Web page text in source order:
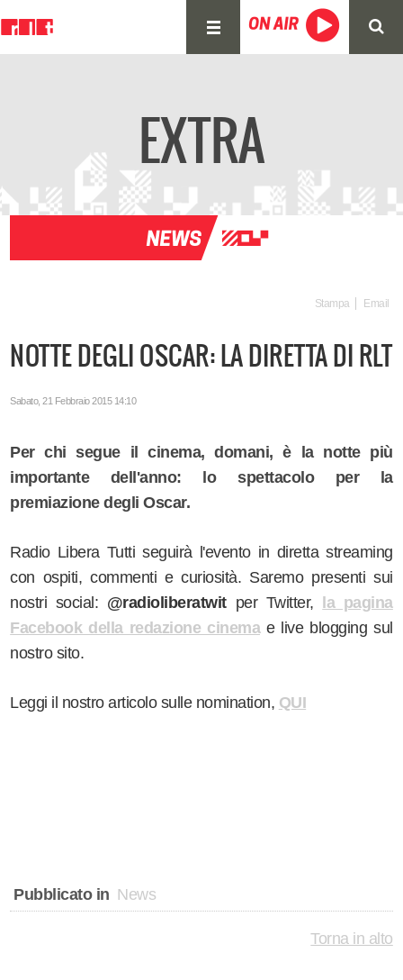
EXTRA
Stampa Email
NOTTE DEGLI OSCAR: LA DIRETTA DI RLT
Sabato, 21 Febbraio 2015 14:10
Per chi segue il cinema, domani, è la notte più
importante dell'anno: lo spettacolo per la
premiazione degli Oscar.
Radio Libera Tutti seguirà l'evento in diretta streaming
con ospiti, commenti e curiosità. Saremo presenti sui
nostri social: @radioliberatwitper Twitter, la pagina
Facebook della redazione cinemae live blogging sul
nostro sito.
Leggi il nostro articolo sulle nomination, QUI
Pubblicato in News
Torna in alto